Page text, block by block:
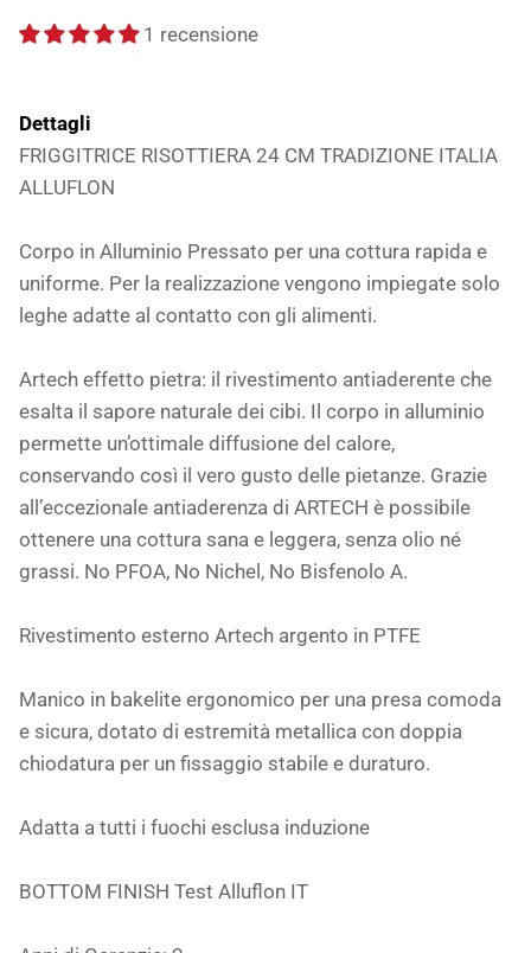
1 recensione
Dettagli
FRIGGITRICE RISOTTIERA 24 CM TRADIZIONE ITALIA
ALLUFLON
Corpo in Alluminio Pressato per una cottura rapida e
uniforme. Per la realizzazione vengono impiegate solo
leghe adatte al contatto con gli alimenti.
Artech effetto pietra: il rivestimento antiaderente che
esalta il sapore naturale dei cibi. Il corpo in alluminio
permette un’ottimale diffusione del calore,
conservando così il vero gusto delle pietanze. Grazie
all’eccezionale antiaderenza di ARTECH è possibile
ottenere una cottura sana e leggera, senza olio né
grassi. No PFOA, No Nichel, No Bisfenolo A.
Rivestimento esterno Artech argento in PTFE
Manico in bakelite ergonomico per una presa comoda
e sicura, dotato di estremità metallica con doppia
chiodatura per un fissaggio stabile e duraturo.
Adatta a tutti i fuochi esclusa induzione
BOTTOM FINISH Test Alluflon IT